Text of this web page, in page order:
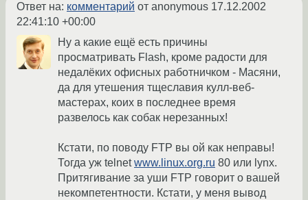
Ответ на: комментарий от anonymous 17.12.2002
22:41:10 +00:00
Ну а какие ещё есть причины
просматривать Flash, кроме радости для
недалёких офисных работничком - Масяни,
да для утешения тщеславия кулл-веб-
мастерах, коих в последнее время
развелось как собак нерезанных!
Кстати, по поводу FTP вы ой как неправы!
Тогда уж telnetwww.linux.org.ru 80 или lynx.
Притягивание за уши FTP говорит о вашей
некомпетентности. Кстати, у меня вывод